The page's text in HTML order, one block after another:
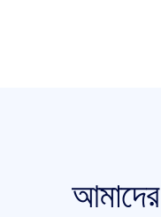
আমাদের